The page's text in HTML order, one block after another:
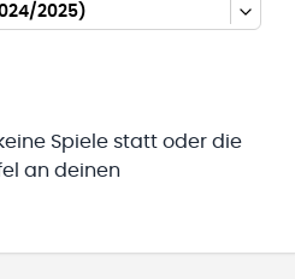
2025)
Spiele statt oder die
an deinen